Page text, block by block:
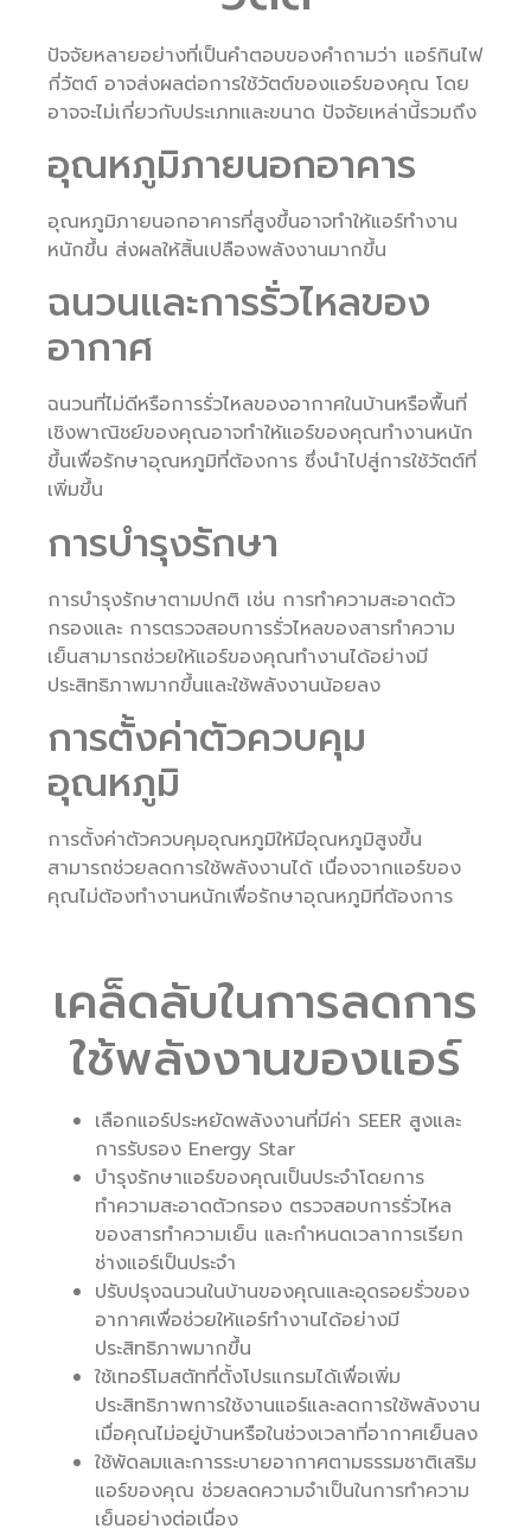
ปัจจัยหลายอย่างที่เป็นคำตอบของคำถามว่า แอร์กินไฟ
กี่วัตต์ อาจส่งผลต่อการใช้วัตต์ของแอร์ของคุณ โดย
อาจจะไม่เกี่ยวกับประเภทและขนาด ปัจจัยเหล่านี้รวมถึง
อุณหภูมิภายนอกอาคาร
อุณหภูมิภายนอกอาคารที่สูงขึ้นอาจทำให้แอร์ทำงาน
หนักขึ้น ส่งผลให้สิ้นเปลืองพลังงานมากขึ้น
ฉนวนและการรั่วไหลของ
อากาศ
ฉนวนที่ไม่ดีหรือการรั่วไหลของอากาศในบ้านหรือพื้นที่
เชิงพาณิชย์ของคุณอาจทำให้แอร์ของคุณทำงานหนัก
ขึ้นเพื่อรักษาอุณหภูมิที่ต้องการ ซึ่งนำไปสู่การใช้วัตต์ที่
เพิ่มขึ้น
การบำรุงรักษา
การบำรุงรักษาตามปกติ เช่น การทำความสะอาดตัว
กรองและ การตรวจสอบการรั่วไหลของสารทำความ
เย็นสามารถช่วยให้แอร์ของคุณทำงานได้อย่างมี
ประสิทธิภาพมากขึ้นและใช้พลังงานน้อยลง
การตั้งค่าตัวควบคุม
อุณหภูมิ
การตั้งค่าตัวควบคุมอุณหภูมิให้มีอุณหภูมิสูงขึ้น
สามารถช่วยลดการใช้พลังงานได้ เนื่องจากแอร์ของ
คุณไม่ต้องทำงานหนักเพื่อรักษาอุณหภูมิที่ต้องการ
เคล็ดลับในการลดการ
ใช้พลังงานของแอร์
เลือกแอร์ประหยัดพลังงานที่มีค่า SEER สูงและ
การรับรอง Energy Star
บำรุงรักษาแอร์ของคุณเป็นประจำโดยการ
ทำความสะอาดตัวกรอง ตรวจสอบการรั่วไหล
ของสารทำความเย็น และกำหนดเวลาการเรียก
ช่างแอร์เป็นประจำ
ปรับปรุงฉนวนในบ้านของคุณและอุดรอยรั่วของ
อากาศเพื่อช่วยให้แอร์ทำงานได้อย่างมี
ประสิทธิภาพมากขึ้น
ใช้เทอร์โมสตัทที่ตั้งโปรแกรมได้เพื่อเพิ่ม
ประสิทธิภาพการใช้งานแอร์และลดการใช้พลังงาน
เมื่อคุณไม่อยู่บ้านหรือในช่วงเวลาที่อากาศเย็นลง
ใช้พัดลมและการระบายอากาศตามธรรมชาติเสริม
แอร์ของคุณ ช่วยลดความจำเป็นในการทำความ
เย็นอย่างต่อเนื่อง